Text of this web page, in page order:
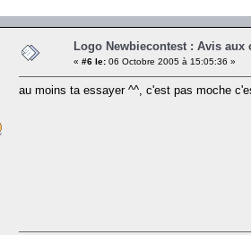
Logo Newbiecontest : Avis aux
« #6 le: 06 Octobre 2005 à 15:05:36 »
au moins ta essayer ^^, c'est pas moche